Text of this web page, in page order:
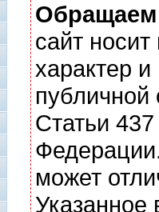
сайт
характер
Статьи
может